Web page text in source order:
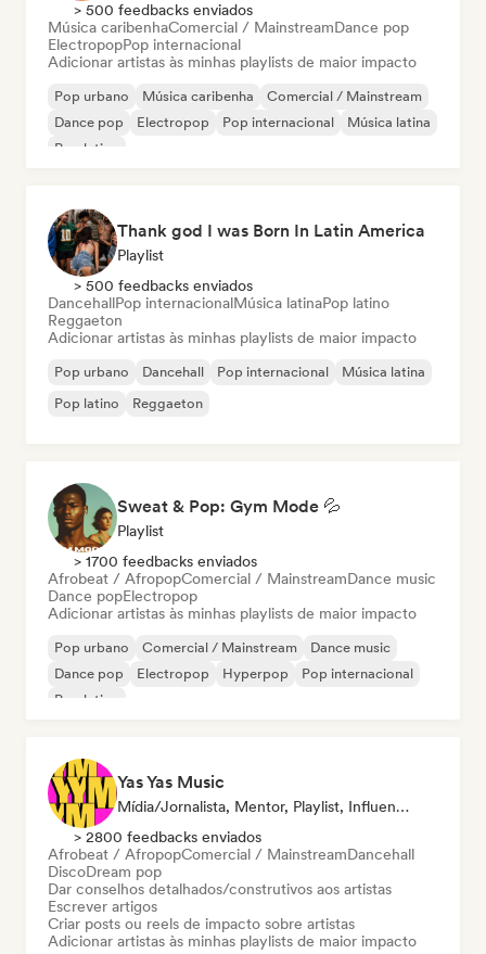
> 500 feedbacks enviados
Música caribenhaComercial / MainstreamDance pop
ElectropopPop internacional
Adicionar artistas às minhas playlists de maior impacto
Pop urbano Música caribenha
Comercial / Mainstream
Dance pop
Electropop Pop internacional
Música latina
Pop latino
Thank god I was Born In Latin America
Playlist
> 500 feedbacks enviados
DancehallPop internacionalMúsica latinaPop latino
Reggaeton
Adicionar artistas às minhas playlists de maior impacto
Pop urbano Dancehall Pop internacional
Música latina
Pop latino
Reggaeton
Sweat & Pop: Gym Mode 💦
Playlist
> 1700 feedbacks enviados
Afrobeat / AfropopComercial / MainstreamDance music
Dance popElectropop
Adicionar artistas às minhas playlists de maior impacto
Pop urbano Comercial / Mainstream
Dance music
Dance pop
Electropop Hyperpop
Pop internacional
Pop latino
Yas Yas Music
Mídia/Jornalista, Mentor, Playlist, Influenciador
> 2800 feedbacks enviados
Afrobeat / AfropopComercial / MainstreamDancehall
DiscoDream pop
Dar conselhos detalhados/construtivos aos artistas
Escrever artigos
Criar posts ou reels de impacto sobre artistas
Adicionar artistas às minhas playlists de maior impacto